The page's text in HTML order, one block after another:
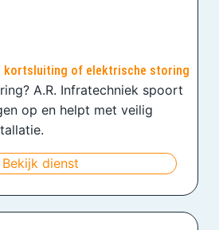
kortsluiting of elektrische storing
A.R. Infratechniek spoort
op en helpt met veilig
Bekijk dienst